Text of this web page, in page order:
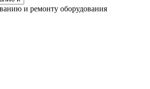
и ремонту оборудования